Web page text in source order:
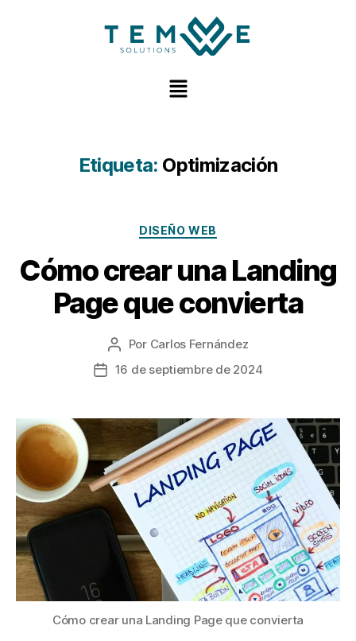
Etiqueta: Optimización
DISEÑO WEB
Cómo crear una Landing
Page que convierta
Por Carlos Fernández
16 de septiembre de 2024
Cómo crear una Landing Page que convierta